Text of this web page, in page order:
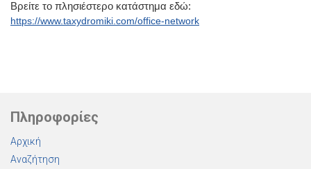
Βρείτε το πλησιέστερο κατάστημα εδώ:
https://www.taxydromiki.com/office-network
Πληροφορίες
Αρχική
Αναζήτηση